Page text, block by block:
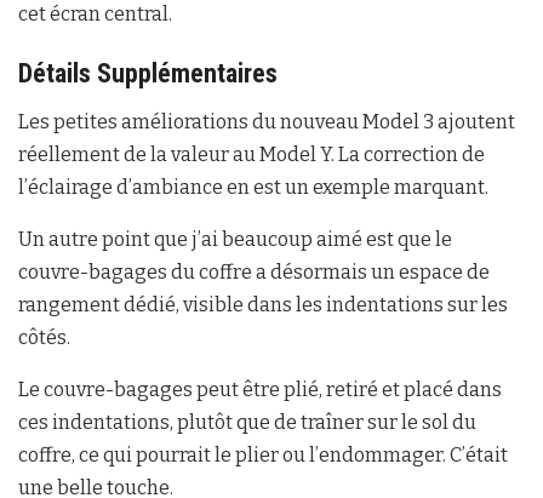
cet écran central.
Détails Supplémentaires
Les petites améliorations du nouveau Model 3 ajoutent
réellement de la valeur au Model Y. La correction de
l’éclairage d’ambiance en est un exemple marquant.
Un autre point que j’ai beaucoup aimé est que le
couvre-bagages du coffre a désormais un espace de
rangement dédié, visible dans les indentations sur les
côtés.
Le couvre-bagages peut être plié, retiré et placé dans
ces indentations, plutôt que de traîner sur le sol du
coffre, ce qui pourrait le plier ou l’endommager. C’était
une belle touche.